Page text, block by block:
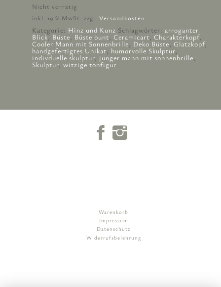
Nicht vorrätig
inkl. 19 % MwSt. zzgl. Versandkosten
Kategorie: Hinz und Kunz Schlagwörter: arroganter
Blick, Büste, Büste bunt, Ceramicart, Charakterkopf,
Cooler Mann mit Sonnenbrille, Deko Büste, Glatzkopf,
handgefertigtes Unikat, humorvolle Skulptur,
indivduelle skulptur, junger mann mit sonnenbrille,
Skulptur, witzige tonfigur
Warenkorb
Impressum
Datenschutz
Widerrufsbelehrung